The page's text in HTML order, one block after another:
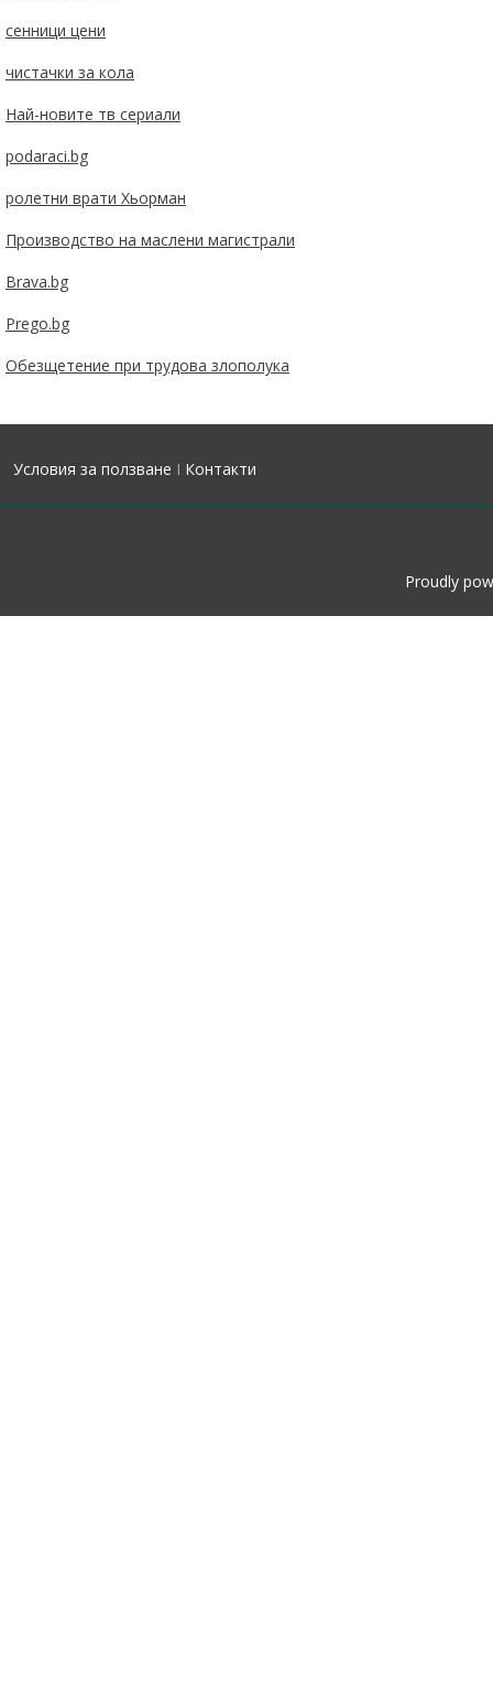
сенници цени
чистачки за кола
Най-новите тв сериали
podaraci.bg
ролетни врати Хьорман
Производство на маслени магистрали
Brava.bg
Prego.bg
Обезщетение при трудова злополука
Условия за ползване I Контакти
Proudly